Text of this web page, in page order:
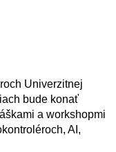
Univerzitnej
bude konať
a workshopmi
AI,